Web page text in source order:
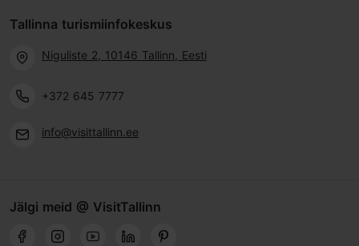
Tallinna turismiinfokeskus
Niguliste 2, 10146 Tallinn, Eesti
+372 645 7777
info@visittallinn.ee
Jälgi meid @ VisitTallinn